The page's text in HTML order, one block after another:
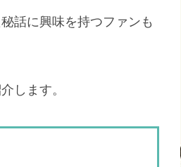
話に興味を持つファンも
します。